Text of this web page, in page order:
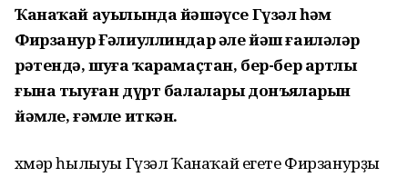
Ҡанаҡай ауылында йәшәүсе Гүзәл һәм
Фирзанур Ғәлиуллиндар әле йәш ғаиләләр
рәтендә, шуға ҡарамаҫтан, бер-бер артлы
ғына тыуған дүрт балалары донъяларын
йәмле, ғәмле иткән.
Әхмәр һылыуы Гүзәл Ҡанаҡай егете Фирзанурҙы